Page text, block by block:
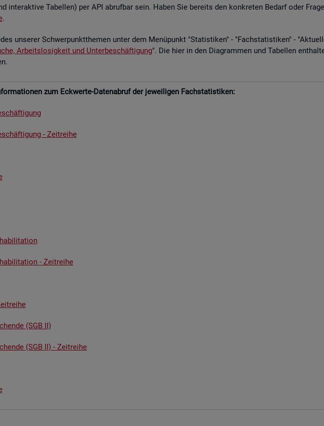
in­ter­ak­ti­ve Ta­bel­len) per API ab­ruf­bar sein. Haben Sie be­reits den kon­kre­ten Be­darf oder
.
un­se­rer Schwer­punkt­the­men unter dem Me­nü­punkt "Sta­tis­ti­ken" - "Fach­sta­tis­ti­ken" -
Ar­beits­lo­sig­keit und Un­ter­be­schäf­ti­gung". Die hier in den Dia­gram­men und Ta­bel­len
zum Eck­wer­te-Da­ten­ab­ruf der je­wei­li­gen Fach­sta­tis­ti­ken:
- Zeit­rei­he
- Zeit­rei­he
(SGB II)
(SGB II) - Zeit­rei­he